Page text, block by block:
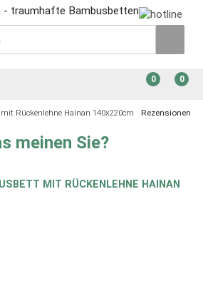
0
0
Rückenlehne Hainan 140x220cm Rezensionen
meinen Sie?
MIT RÜCKENLEHNE HAINAN